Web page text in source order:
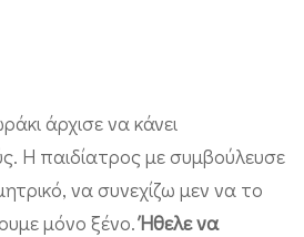
άρχισε να κάνει
Η παιδίατρος με συμβούλευσε
να συνεχίζω μεν να το
μόνο ξένο.Ήθελε να